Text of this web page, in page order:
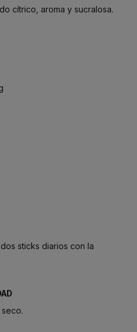
cítrico, aroma y sucralosa.
sticks diarios con la